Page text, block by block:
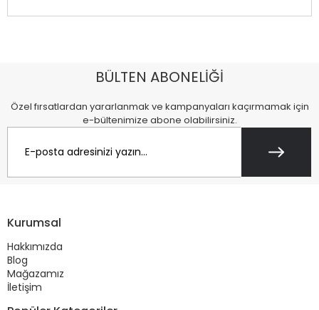
BÜLTEN ABONELİĞİ
Özel fırsatlardan yararlanmak ve kampanyaları kaçırmamak için
e-bültenimize abone olabilirsiniz.
Kurumsal
Hakkımızda
Blog
Mağazamız
İletişim